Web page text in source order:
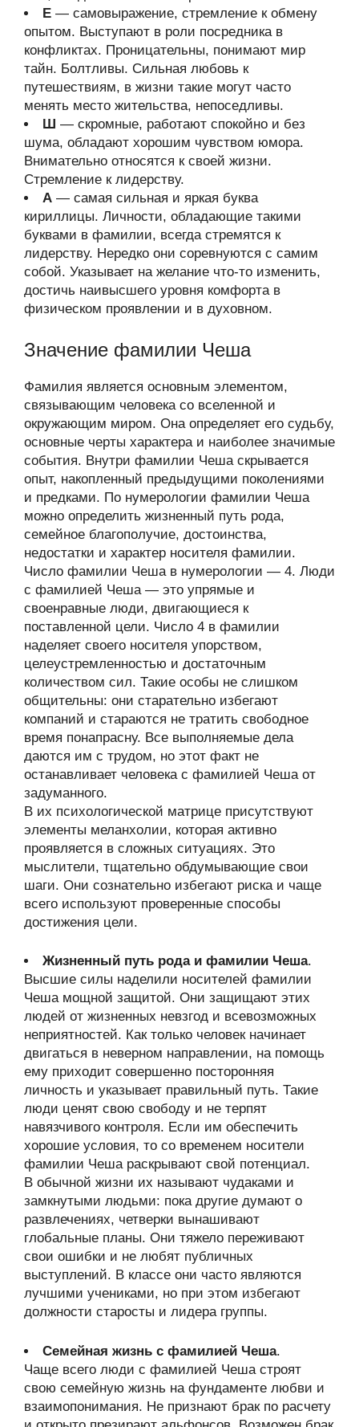
Е — самовыражение, стремление к обмену
опытом. Выступают в роли посредника в
конфликтах. Проницательны, понимают мир
тайн. Болтливы. Сильная любовь к
путешествиям, в жизни такие могут часто
менять место жительства, непоседливы.
Ш — скромные, работают спокойно и без
шума, обладают хорошим чувством юмора.
Внимательно относятся к своей жизни.
Стремление к лидерству.
А — самая сильная и яркая буква
кириллицы. Личности, обладающие такими
буквами в фамилии, всегда стремятся к
лидерству. Нередко они соревнуются с самим
собой. Указывает на желание что-то изменить,
достичь наивысшего уровня комфорта в
физическом проявлении и в духовном.
Значение фамилии Чеша
Фамилия является основным элементом,
связывающим человека со вселенной и
окружающим миром. Она определяет его судьбу,
основные черты характера и наиболее значимые
события. Внутри фамилии Чеша скрывается
опыт, накопленный предыдущими поколениями
и предками. По нумерологии фамилии Чеша
можно определить жизненный путь рода,
семейное благополучие, достоинства,
недостатки и характер носителя фамилии.
Число фамилии Чеша в нумерологии — 4. Люди
с фамилией Чеша — это упрямые и
своенравные люди, двигающиеся к
поставленной цели. Число 4 в фамилии
наделяет своего носителя упорством,
целеустремленностью и достаточным
количеством сил. Такие особы не слишком
общительны: они старательно избегают
компаний и стараются не тратить свободное
время понапрасну. Все выполняемые дела
даются им с трудом, но этот факт не
останавливает человека с фамилией Чеша от
задуманного.
В их психологической матрице присутствуют
элементы меланхолии, которая активно
проявляется в сложных ситуациях. Это
мыслители, тщательно обдумывающие свои
шаги. Они сознательно избегают риска и чаще
всего используют проверенные способы
достижения цели.
Жизненный путь рода и фамилии Чеша.
Высшие силы наделили носителей фамилии
Чеша мощной защитой. Они защищают этих
людей от жизненных невзгод и всевозможных
неприятностей. Как только человек начинает
двигаться в неверном направлении, на помощь
ему приходит совершенно посторонняя
личность и указывает правильный путь. Такие
люди ценят свою свободу и не терпят
навязчивого контроля. Если им обеспечить
хорошие условия, то со временем носители
фамилии Чеша раскрывают свой потенциал.
В обычной жизни их называют чудаками и
замкнутыми людьми: пока другие думают о
развлечениях, четверки вынашивают
глобальные планы. Они тяжело переживают
свои ошибки и не любят публичных
выступлений. В классе они часто являются
лучшими учениками, но при этом избегают
должности старосты и лидера группы.
Семейная жизнь с фамилией Чеша.
Чаще всего люди с фамилией Чеша строят
свою семейную жизнь на фундаменте любви и
взаимопонимания. Не признают брак по расчету